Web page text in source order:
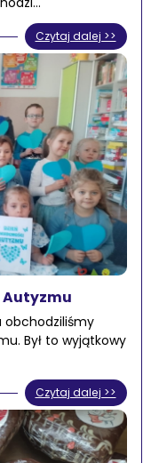
Czytaj dalej >>
Autyzmu
Był to wyjątkowy
Czytaj dalej >>